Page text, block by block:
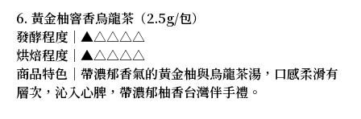
6. 黃金柚窨香烏龍茶（2.5g/包）
發酵程度｜▲△△△△
烘焙程度｜▲△△△△
商品特色｜帶濃郁香氣的黃金柚與烏龍茶湯，口感柔滑有
層次，沁入心脾，帶濃郁柚香台灣伴手禮。